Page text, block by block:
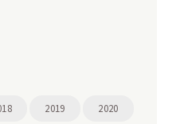
2019 2020